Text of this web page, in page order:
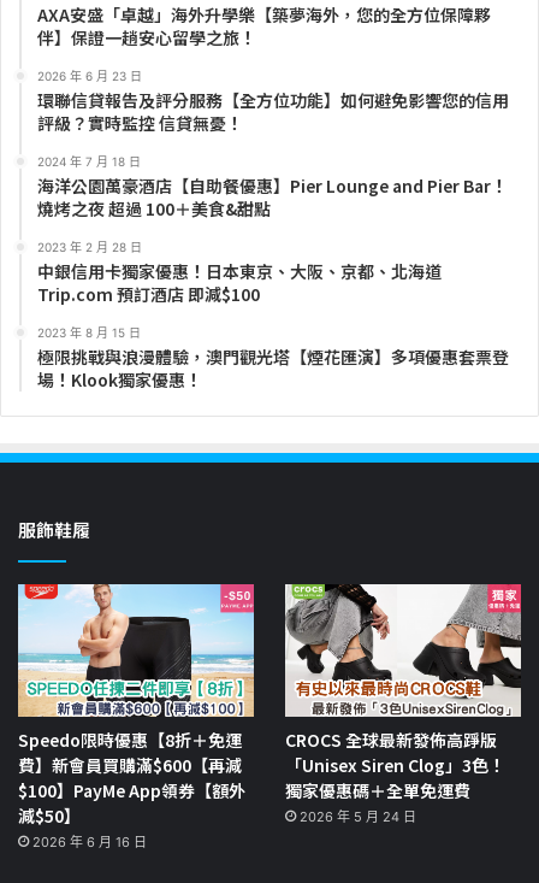
AXA安盛「卓越」海外升學樂【築夢海外，您的全方位保障夥
伴】保證一趟安心留學之旅！
2026 年 6 月 23 日
環聯信貸報告及評分服務【全方位功能】如何避免影響您的信用
評級？實時監控 信貸無憂！
2024 年 7 月 18 日
海洋公園萬豪酒店【自助餐優惠】Pier Lounge and Pier Bar！
燒烤之夜 超過 100＋美食&甜點
2023 年 2 月 28 日
中銀信用卡獨家優惠！日本東京、大阪、京都、北海道
Trip.com 預訂酒店 即減$100
2023 年 8 月 15 日
極限挑戰與浪漫體驗，澳門觀光塔【煙花匯演】多項優惠套票登
場！Klook獨家優惠！
服飾鞋履
Speedo限時優惠【8折＋免運
費】新會員買購滿$600【再減
$100】PayMe App領券【額外
減$50】
2026 年 6 月 16 日
CROCS 全球最新發佈高踭版
「Unisex Siren Clog」3色！
獨家優惠碼＋全單免運費
2026 年 5 月 24 日